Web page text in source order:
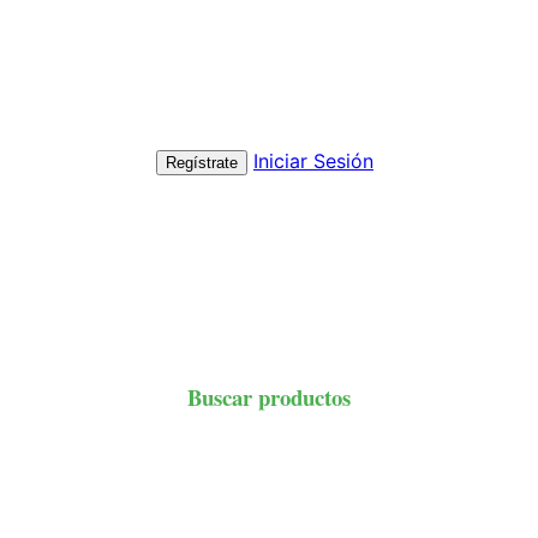
Regístrate Iniciar Sesión
Buscar productos